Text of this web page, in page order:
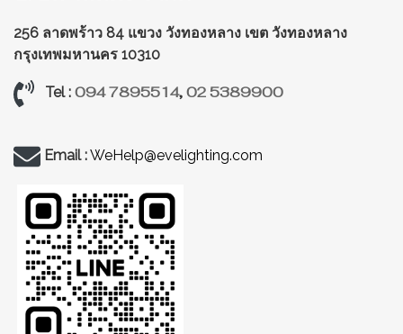
256 ลาดพร้าว 84 แขวง วังทองหลาง เขต วังทองหลาง
กรุงเทพมหานคร 10310
Tel : 094 7895514,02 5389900
Email :WeHelp@evelighting.com